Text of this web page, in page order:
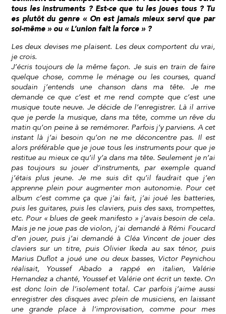
tous les instruments ? Est-ce que tu les joues tous ? Tu
es plutôt du genre « On est jamais mieux servi que par
soi-même » ou « L’union fait la force » ?
Les deux devises me plaisent. Les deux comportent du vrai,
je crois.
J’écris toujours de la même façon. Je suis en train de faire
quelque chose, comme le ménage ou les courses, quand
soudain j’entends une chanson dans ma tête. Je me
demande ce que c’est et me rend compte que c’est une
musique toute neuve. Je décide de l’enregistrer. Là il arrive
que je perde la musique, dans ma tête, comme un rêve du
matin qu’on peine à se remémorer. Parfois j’y parviens. A cet
instant là j’ai besoin qu’on ne me déconcentre pas. Il est
alors préférable que je joue tous les instruments pour que je
restitue au mieux ce qu’il y’a dans ma tête. Seulement je n’ai
pas toujours su jouer d’instruments, par exemple quand
j’étais plus jeune. Je me suis dit qu’il faudrait que j’en
apprenne plein pour augmenter mon autonomie. Pour cet
album c’est comme ça que j’ai fait, j’ai joué les batteries,
puis les guitares, puis les claviers, puis des saxs, trompettes,
etc. Pour « blues de geek manifesto » j’avais besoin de cela.
Mais je ne joue pas de violon, j’ai demandé à Rémi Foucard
d’en jouer, puis j’ai demandé à Cléa Vincent de jouer des
claviers sur un titre, puis Olivier Ikeda au sax ténor, puis
Marius Duflot a joué une ou deux basses, Victor Peynichou
réalisait, Youssef Abado a rappé en italien, Valérie
Hernandez a chanté, Youssef et Valérie ont écrit un texte. On
est donc loin de l’isolement total. Car parfois j’aime aussi
enregistrer des disques avec plein de musiciens, en laissant
une grande place à l’improvisation, comme pour mes